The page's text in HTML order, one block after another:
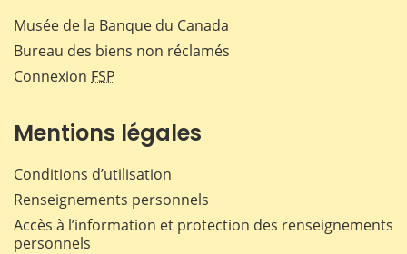
Musée de la Banque du Canada
Bureau des biens non réclamés
Connexion FSP
Mentions légales
Conditions d’utilisation
Renseignements personnels
Accès à l’information et protection des renseignements
personnels